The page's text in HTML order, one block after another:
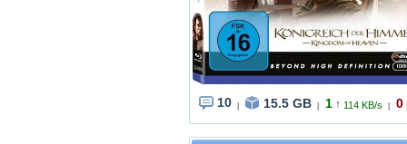
10 15.5 GB 1 ↑ 114 KB/s 0